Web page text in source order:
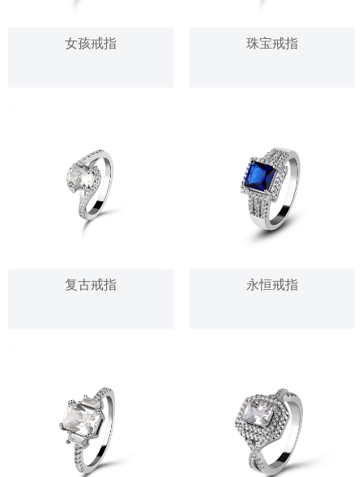
女孩戒指 珠宝戒指
复古戒指 永恒戒指